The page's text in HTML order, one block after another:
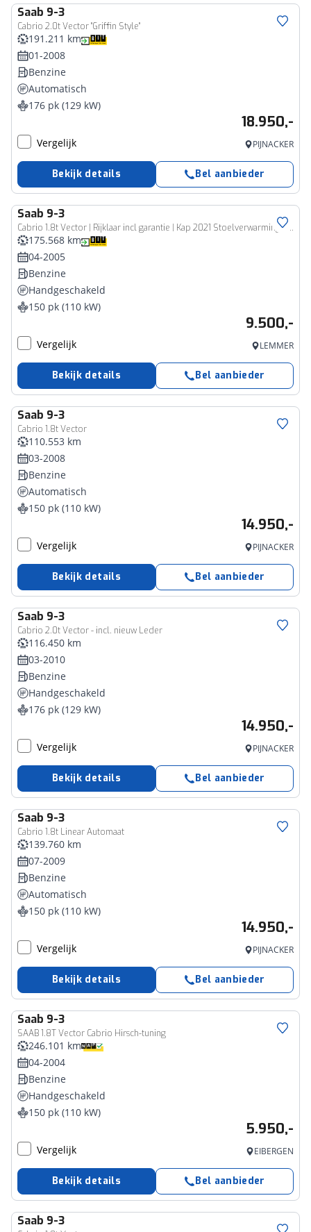
Saab 9-3
Cabrio 2.0t Vector "Griffin Style"
191.211 km
01-2008
Benzine
Automatisch
176 pk (129 kW)
18.950,-
Vergelijk PIJNACKER
Bekijk details Bel aanbieder
Saab 9-3
Cabrio 1.8t Vector | Rijklaar incl garantie | Kap 2021 Stoelverwarming Climate control Parkeersensoren
175.568 km
04-2005
Benzine
Handgeschakeld
150 pk (110 kW)
9.500,-
Vergelijk LEMMER
Bekijk details Bel aanbieder
Saab 9-3
Cabrio 1.8t Vector
110.553 km
03-2008
Benzine
Automatisch
150 pk (110 kW)
14.950,-
Vergelijk PIJNACKER
Bekijk details Bel aanbieder
Saab 9-3
Cabrio 2.0t Vector - incl. nieuw Leder
116.450 km
03-2010
Benzine
Handgeschakeld
176 pk (129 kW)
14.950,-
Vergelijk PIJNACKER
Bekijk details Bel aanbieder
Saab 9-3
Cabrio 1.8t Linear Automaat
139.760 km
07-2009
Benzine
Automatisch
150 pk (110 kW)
14.950,-
Vergelijk PIJNACKER
Bekijk details Bel aanbieder
Saab 9-3
SAAB 1.8T Vector Cabrio Hirsch-tuning
246.101 km
04-2004
Benzine
Handgeschakeld
150 pk (110 kW)
5.950,-
Vergelijk EIBERGEN
Bekijk details Bel aanbieder
Saab 9-3